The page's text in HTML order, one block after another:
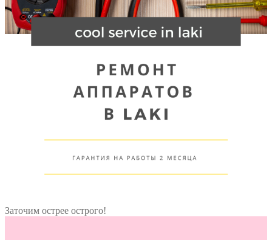
Заточим острее острого!